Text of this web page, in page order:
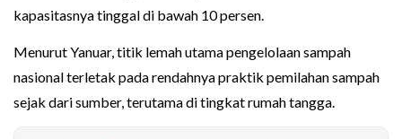
kapasitasnya tinggal di bawah 10 persen.
Menurut Yanuar, titik lemah utama pengelolaan sampah
nasional terletak pada rendahnya praktik pemilahan sampah
sejak dari sumber, terutama di tingkat rumah tangga.